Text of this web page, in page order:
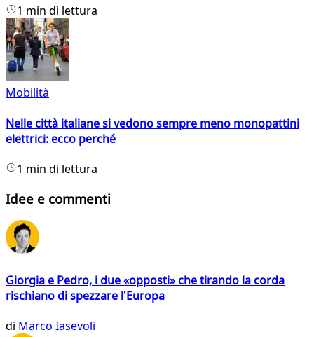
1 min di lettura
Mobilità
Nelle città italiane si vedono sempre meno monopattini
elettrici: ecco perché
1 min di lettura
Idee e commenti
Giorgia e Pedro, i due «opposti» che tirando la corda
rischiano di spezzare l'Europa
di Marco Iasevoli